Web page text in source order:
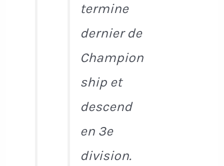
termine
dernier de
Champion
ship et
descend
en 3e
division.